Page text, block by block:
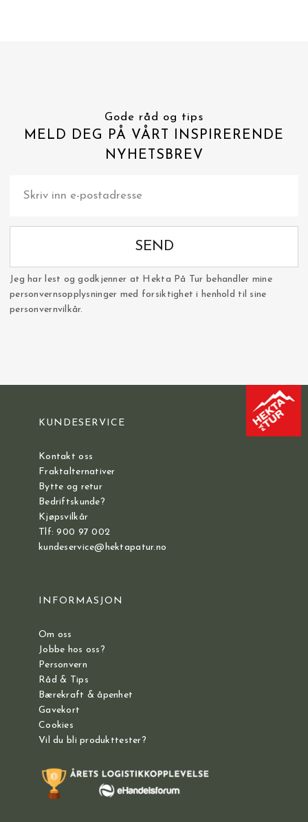
Gode råd og tips
MELD DEG PÅ VÅRT INSPIRERENDE
NYHETSBREV
SEND
Jeg har lest og godkjenner at Hekta På Tur behandler mine
personvernsopplysninger med forsiktighet i henhold til sine
personvernvilkår.
KUNDESERVICE
Kontakt oss
Fraktalternativer
Bytte og retur
Bedriftskunde?
Kjøpsvilkår
Tlf: 900 97 002
kundeservice@hektapatur.no
INFORMASJON
Om oss
Jobbe hos oss?
Personvern
Råd & Tips
Bærekraft & åpenhet
Gavekort
Cookies
Vil du bli produkttester?